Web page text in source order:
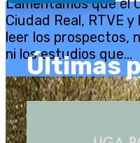
Lamentamos que el
Ciudad Real, RTVE
leer los prospectos,
ni los estudios que...
Últimas